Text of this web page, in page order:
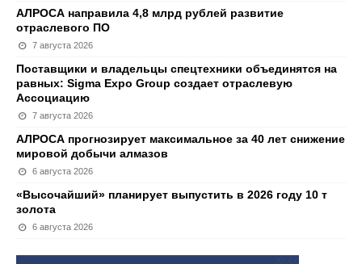
АЛРОСА направила 4,8 млрд рублей развитие
отраслевого ПО
7 августа 2026
Поставщики и владельцы спецтехники объединятся на
равных: Sigma Expo Group создает отраслевую
Ассоциацию
7 августа 2026
АЛРОСА прогнозирует максимальное за 40 лет снижение
мировой добычи алмазов
6 августа 2026
«Высочайший» планирует выпустить в 2026 году 10 т
золота
6 августа 2026